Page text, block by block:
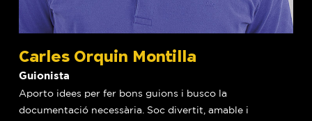
Carles Orquin Montilla
Guionista
Aporto idees per fer bons guions i busco la
documentació necessària. Soc divertit, amable i